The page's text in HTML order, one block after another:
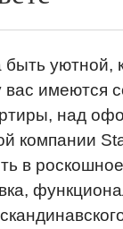
уютной,
вас имеются
над
компании
в